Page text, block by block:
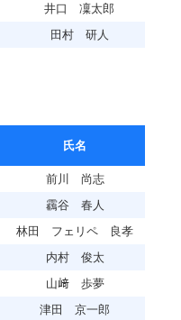
井口 凜太郎
田村 研人
氏名
前川 尚志
靏谷 春人
林田 フェリペ 良孝
内村 俊太
山﨑 歩夢
津田 京一郎